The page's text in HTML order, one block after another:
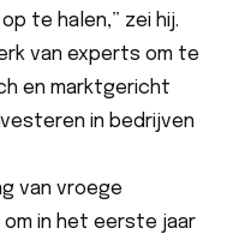
te halen,” zei hij.
van experts om te
en marktgericht
in bedrijven
van vroege
in het eerste jaar